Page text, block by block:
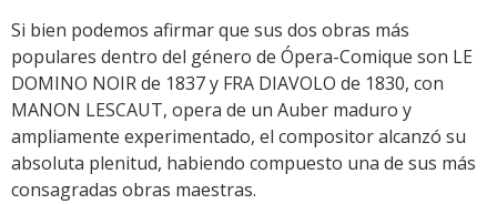
Si bien podemos afirmar que sus dos obras más
populares dentro del género de Ópera-Comique son LE
DOMINO NOIR de 1837 y FRA DIAVOLO de 1830, con
MANON LESCAUT, opera de un Auber maduro y
ampliamente experimentado, el compositor alcanzó su
absoluta plenitud, habiendo compuesto una de sus más
consagradas obras maestras.